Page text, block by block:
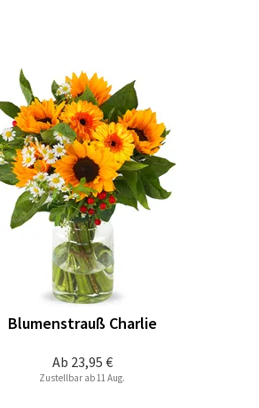
Ab 23,95 €
Blumenstrauß Charlie
Zustellbar ab 11 Aug.